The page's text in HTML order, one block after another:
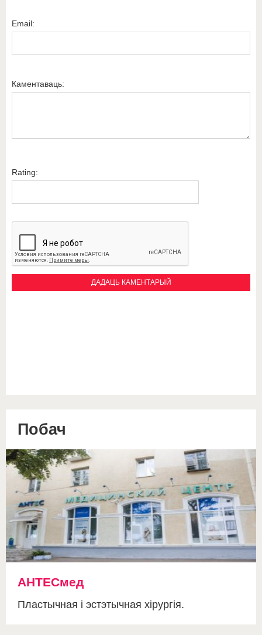
Email:
Каментаваць:
Rating:
Побач
АНТЕСмед
Пластычная і эстэтычная хірургія.